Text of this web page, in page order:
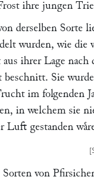
ihre jungen
derselben Sorte
wurden, wie
ihrer Lage
Sie
im folgenden
in welchem sie
Luft gestanden
von